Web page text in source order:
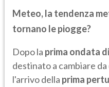
Meteo, la tendenza
tornano le piogge?
Dopo la prima ondata
destinato a cambiare da
l'arrivo della prima